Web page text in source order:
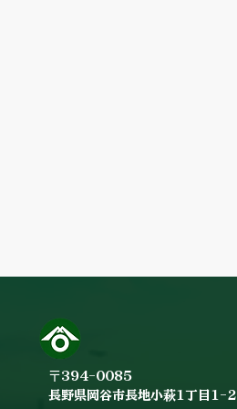
〒394-0085
長野県岡谷市長地小萩1丁目1-2